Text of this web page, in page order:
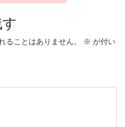
ることはありません。 ※ が付い